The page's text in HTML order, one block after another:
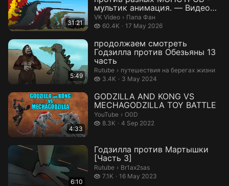
31:21
мультик анимация. — Видео
от Папа Фан
VK Video › Папа Фан.
Папа Фан
60.4K
60.4 thousand views
17 May 2026
5:49
продолжаем смотреть
Годзилла против Обезьяны 13
часть
Rutube › путешествия на берегах жизни.
путешествия на берегах жизни
3.4K
3.4 thousand views
3 May 2024
4:33
GODZILLA AND KONG VS
MECHAGODZILLA TOY BATTLE
YouTube › O0D.
O0D
8.3K
8.3 thousand views
4 Sep 2022
6:10
Годзилла против Мартышки
[Часть 3]
Rutube › Br1ax2sas.
Br1ax2sas
7.1K
7.1 thousand views
16 May 2023